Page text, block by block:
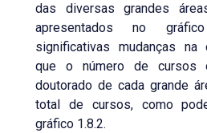
das diversas grandes
apresentados no
significativas mudanças na
que o número de cursos
doutorado de cada grande
total de cursos, como
gráfico 1.8.2.